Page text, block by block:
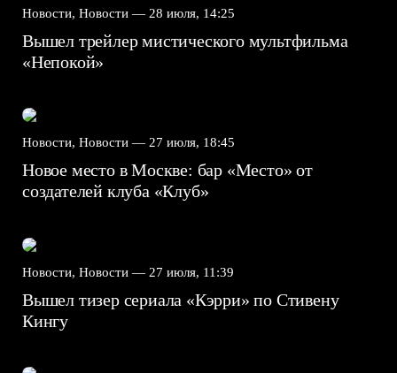
Новости, Новости — 28 июля, 14:25
Вышел трейлер мистического мультфильма
«Непокой»
Новости, Новости — 27 июля, 18:45
Новое место в Москве: бар «Место» от
создателей клуба «Клуб»
Новости, Новости — 27 июля, 11:39
Вышел тизер сериала «Кэрри» по Стивену
Кингу